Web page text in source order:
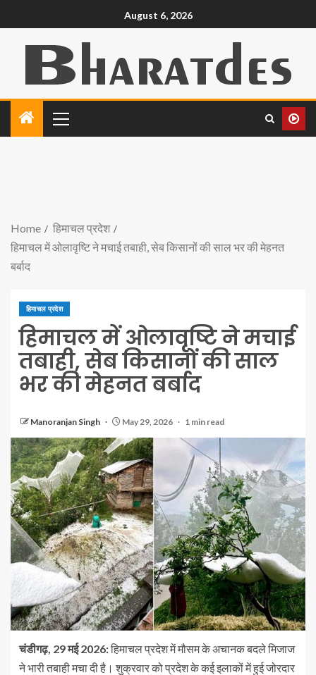
August 6, 2026
Home
हिमाचल प्रदेश
हिमाचल में ओलावृष्टि ने मचाई तबाही, सेब किसानों की साल भर की मेहनत
बर्बाद
हिमाचल प्रदेश
हिमाचल में ओलावृष्टि ने मचाई
तबाही, सेब किसानों की साल
भर की मेहनत बर्बाद
Manoranjan Singh May 29, 2026 1 min read
चंडीगढ़, 29 मई 2026:हिमाचल प्रदेश में मौसम के अचानक बदले मिजाज
ने भारी तबाही मचा दी है। शुक्रवार को प्रदेश के कई इलाकों में हुई जोरदार